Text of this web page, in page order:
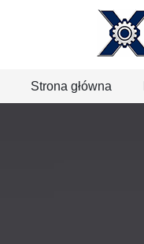
Strona główna